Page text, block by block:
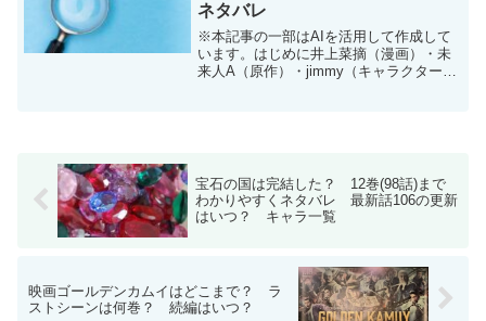
ネタバレ
※本記事の一部はAIを活用して作成して
います。はじめに井上菜摘（漫画）・未
来人A（原作）・jimmy（キャラクター原
宝石の国は完結した？ 12巻(98話)まで
わかりやすくネタバレ 最新話106の更新
はいつ？ キャラ一覧
映画ゴールデンカムイはどこまで？ ラ
ストシーンは何巻？ 続編はいつ？